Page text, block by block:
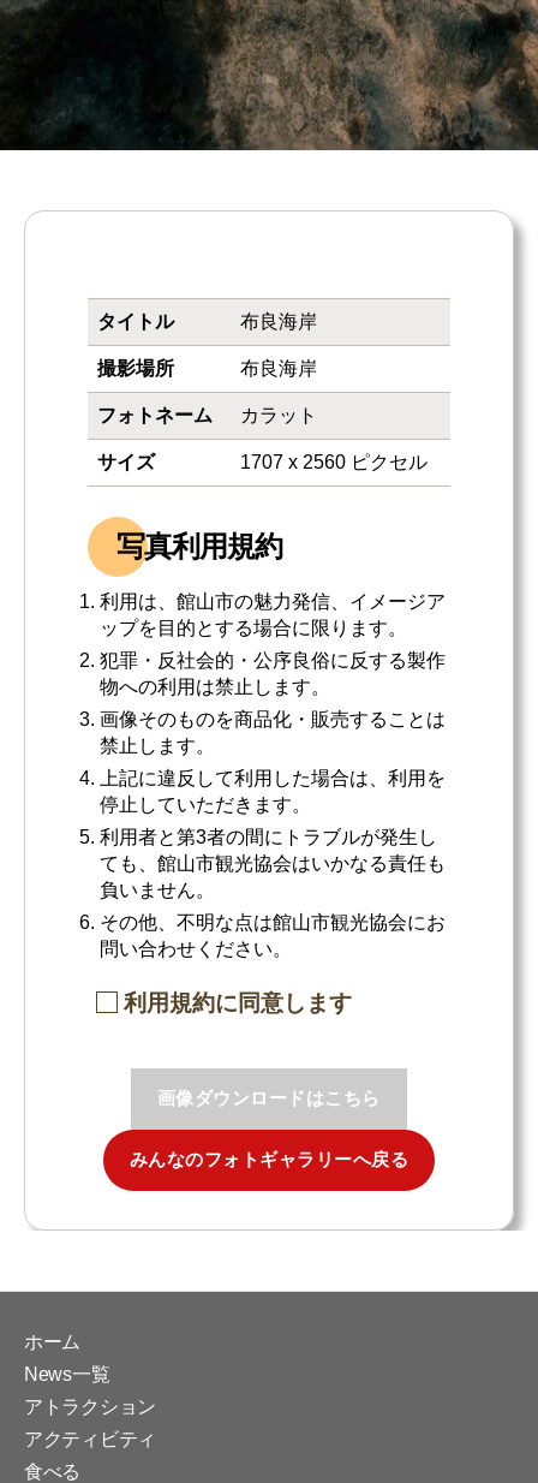
タイトル 布良海岸
撮影場所 布良海岸
フォトネーム カラット
サイズ 1707 x 2560 ピクセル
写真利用規約
利用は、館山市の魅力発信、イメージア
ップを目的とする場合に限ります。
犯罪・反社会的・公序良俗に反する製作
物への利用は禁止します。
画像そのものを商品化・販売することは
禁止します。
上記に違反して利用した場合は、利用を
停止していただきます。
利用者と第3者の間にトラブルが発生し
ても、館山市観光協会はいかなる責任も
負いません。
その他、不明な点は館山市観光協会にお
問い合わせください。
利用規約に同意します
画像ダウンロードはこちら
みんなのフォトギャラリーへ戻る
ホーム
News一覧
アトラクション
アクティビティ
食べる